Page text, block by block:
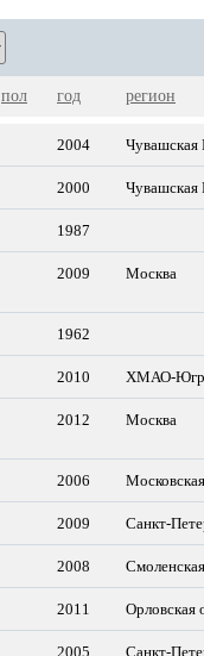
пол год регион
2004 Чувашская
2000 Чувашская
1987
2009 Москва
1962
2010 ХМАО-
2012 Москва
2006
2009 Санкт-
2008
2011 Орловская
2005 Санкт-